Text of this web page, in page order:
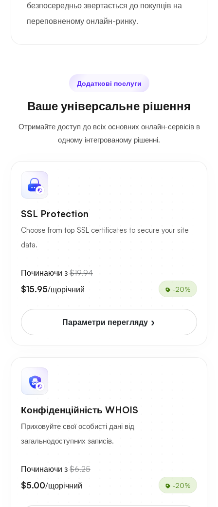
безпосередньо звертається до покупців на
переповненому онлайн-ринку.
Додаткові послуги
Ваше універсальне рішення
Отримайте доступ до всіх основних онлайн-сервісів в
одному інтегрованому рішенні.
SSL Protection
Choose from top SSL certificates to secure your site
data.
Починаючи з $19.94
$15.95/щорічний -20%
Параметри перегляду
Конфіденційність WHOIS
Приховуйте свої особисті дані від
загальнодоступних записів.
Починаючи з $6.25
$5.00/щорічний -20%